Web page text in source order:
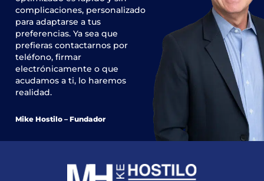
complicaciones, personalizado
para adaptarse a tus
preferencias. Ya sea que
prefieras contactarnos por
teléfono, firmar
electrónicamente o que
acudamos a ti, lo haremos
realidad.
Mike Hostilo – Fundador